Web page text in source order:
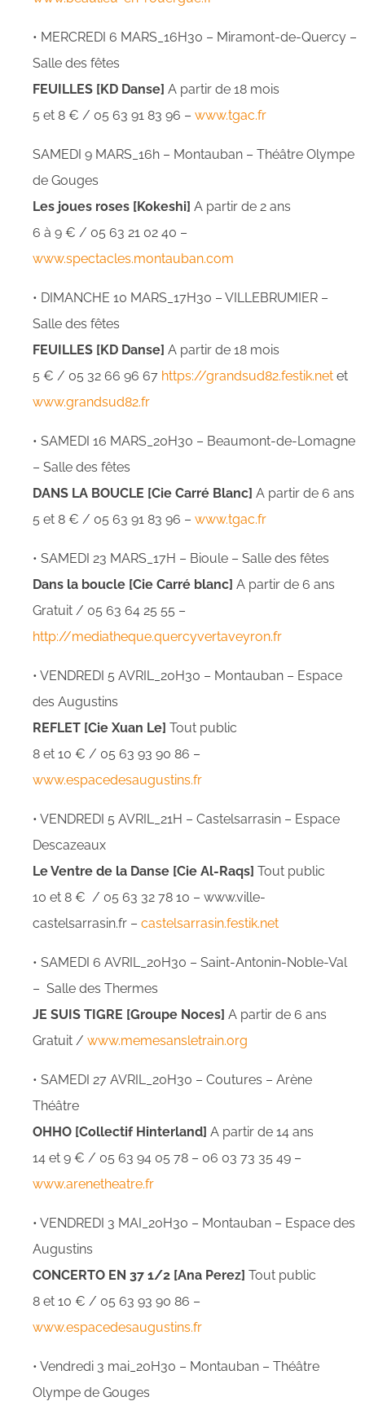
• MERCREDI 6 MARS_16H30 – Miramont-de-Quercy –
Salle des fêtes
FEUILLES [KD Danse] A partir de 18 mois
5 et 8 € / 05 63 91 83 96 – www.tgac.fr
SAMEDI 9 MARS_16h – Montauban – Théâtre Olympe
de Gouges
Les joues roses [Kokeshi] A partir de 2 ans
6 à 9 € / 05 63 21 02 40 –
www.spectacles.montauban.com
• DIMANCHE 10 MARS_17H30 – VILLEBRUMIER –
Salle des fêtes
FEUILLES [KD Danse] A partir de 18 mois
5 € / 05 32 66 96 67 https://grandsud82.festik.net et
www.grandsud82.fr
• SAMEDI 16 MARS_20H30 – Beaumont-de-Lomagne
– Salle des fêtes
DANS LA BOUCLE [Cie Carré Blanc] A partir de 6 ans
5 et 8 € / 05 63 91 83 96 – www.tgac.fr
• SAMEDI 23 MARS_17H – Bioule – Salle des fêtes
Dans la boucle [Cie Carré blanc] A partir de 6 ans
Gratuit / 05 63 64 25 55 –
http://mediatheque.quercyvertaveyron.fr
• VENDREDI 5 AVRIL_20H30 – Montauban – Espace
des Augustins
REFLET [Cie Xuan Le] Tout public
8 et 10 € / 05 63 93 90 86 –
www.espacedesaugustins.fr
• VENDREDI 5 AVRIL_21H – Castelsarrasin – Espace
Descazeaux
Le Ventre de la Danse [Cie Al-Raqs] Tout public
10 et 8 € / 05 63 32 78 10 – www.ville-
castelsarrasin.fr – castelsarrasin.festik.net
• SAMEDI 6 AVRIL_20H30 – Saint-Antonin-Noble-Val
– Salle des Thermes
JE SUIS TIGRE [Groupe Noces] A partir de 6 ans
Gratuit / www.memesansletrain.org
• SAMEDI 27 AVRIL_20H30 – Coutures – Arène
Théâtre
OHHO [Collectif Hinterland] A partir de 14 ans
14 et 9 € / 05 63 94 05 78 – 06 03 73 35 49 –
www.arenetheatre.fr
• VENDREDI 3 MAI_20H30 – Montauban – Espace des
Augustins
CONCERTO EN 37 1/2 [Ana Perez] Tout public
8 et 10 € / 05 63 93 90 86 –
www.espacedesaugustins.fr
• Vendredi 3 mai_20H30 – Montauban – Théâtre
Olympe de Gouges